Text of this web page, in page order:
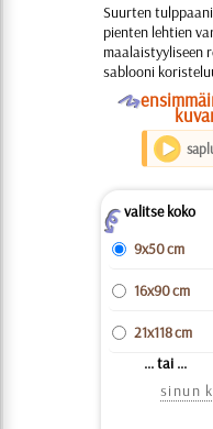
Suurten
pienten lehtien
maalaistyyliseen
sablooni
O
Zvalitse koko
9x50 cm
16x90 cm
21x118 cm
... tai ...
sinun